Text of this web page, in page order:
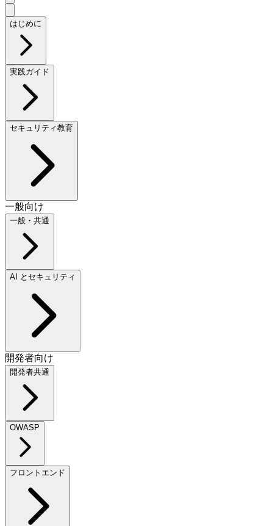
はじめに
実践ガイド
セキュリティ教育
一般向け
一般・共通
AI とセキュリティ
開発者向け
開発者共通
OWASP
フロントエンド